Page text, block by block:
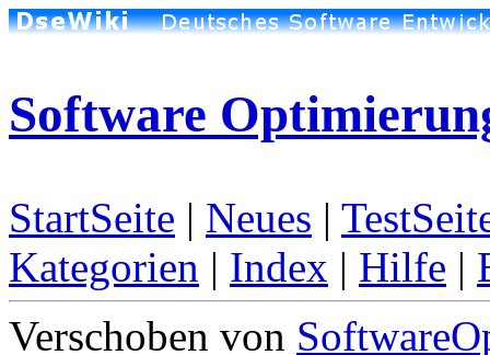
Software
StartSeite | Neues |
Kategorien | Index | Hilfe |
Verschoben von